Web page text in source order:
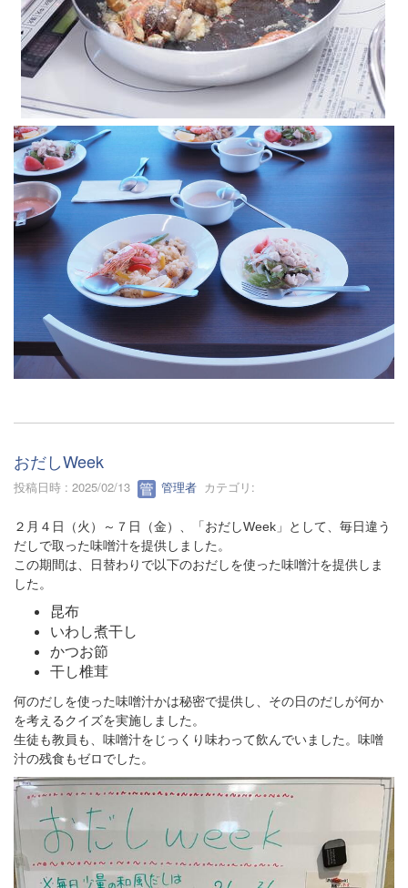
おだしWeek
投稿日時 : 2025/02/13 管理者 カテゴリ:
２月４日（火）～７日（金）、「おだしWeek」として、毎日違う
だしで取った味噌汁を提供しました。
この期間は、日替わりで以下のおだしを使った味噌汁を提供しま
した。
昆布
いわし煮干し
かつお節
干し椎茸
何のだしを使った味噌汁かは秘密で提供し、その日のだしが何か
を考えるクイズを実施しました。
生徒も教員も、味噌汁をじっくり味わって飲んでいました。味噌
汁の残食もゼロでした。